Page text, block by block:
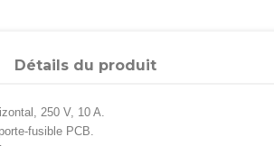
Détails du produit
250 V, 10 A.
fusible PCB.